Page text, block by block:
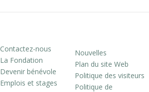
Contactez-nous
La Fondation
Devenir bénévole
Emplois et stages
Nouvelles
Plan du site Web
Politique des visiteurs
Politique de